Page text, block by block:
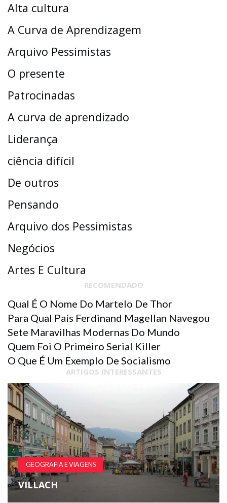
Alta cultura
A Curva de Aprendizagem
Arquivo Pessimistas
O presente
Patrocinadas
A curva de aprendizado
Liderança
ciência difícil
De outros
Pensando
Arquivo dos Pessimistas
Negócios
Artes E Cultura
RECOMENDADO
Qual É O Nome Do Martelo De Thor
Para Qual País Ferdinand Magellan Navegou
Sete Maravilhas Modernas Do Mundo
Quem Foi O Primeiro Serial Killer
O Que É Um Exemplo De Socialismo
ARTIGOS INTERESSANTES
GEOGRAFIA E VIAGENS
VILLACH